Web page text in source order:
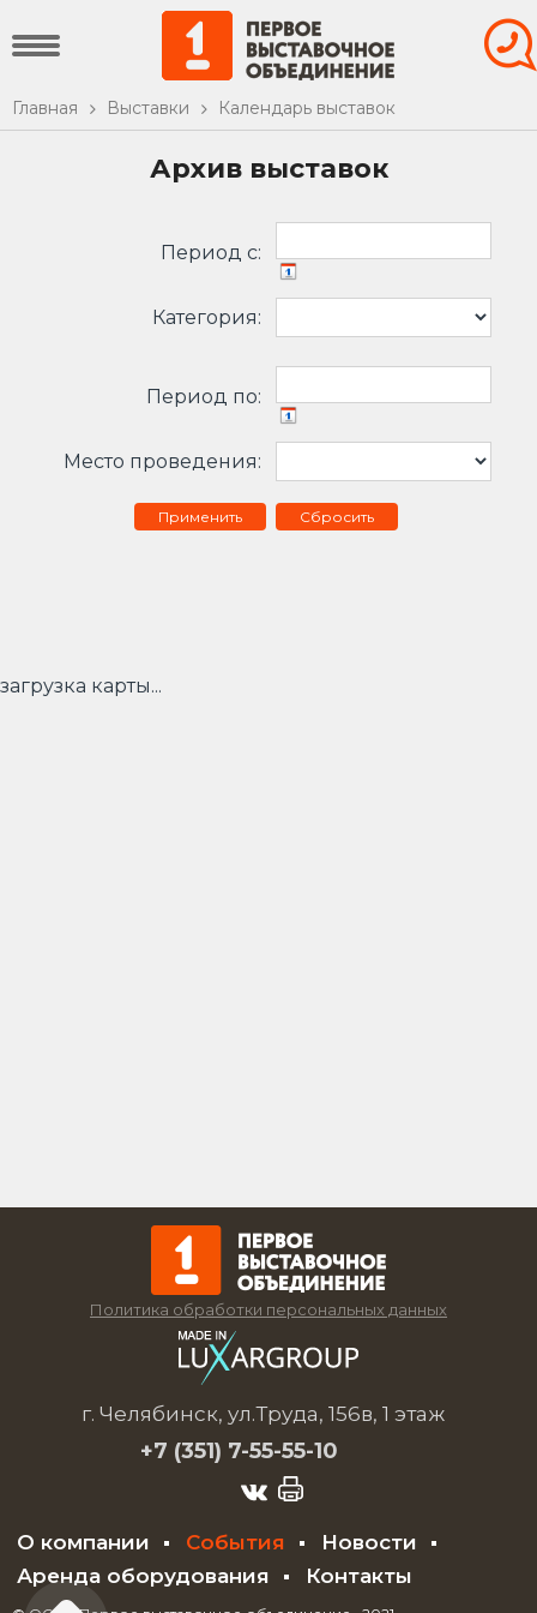
Главная Выставки Календарь выставок
Архив выставок
Период c:
Категория:
Период по:
Место проведения:
Сбросить
загрузка карты...
Политика обработки персональных данных
г. Челябинск, ул.Труда, 156в, 1 этаж
+7 (351) 7-55-55-10
О компании События
Новости
Аренда оборудования
Контакты